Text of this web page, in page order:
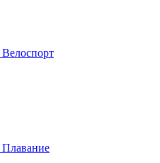
Велоспорт
Плавание